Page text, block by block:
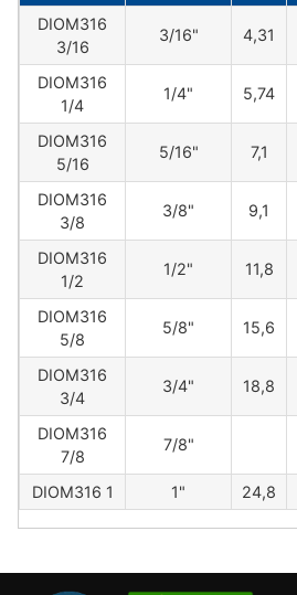
DIOM316
3/16
3/16" 4,31
DIOM316
1/4
1/4" 5,74
DIOM316
5/16
5/16" 7,1
DIOM316
3/8
3/8" 9,1
DIOM316
1/2
1/2" 11,8
DIOM316
5/8
5/8" 15,6
DIOM316
3/4
3/4" 18,8
DIOM316
7/8
7/8"
DIOM316 1 1" 24,8